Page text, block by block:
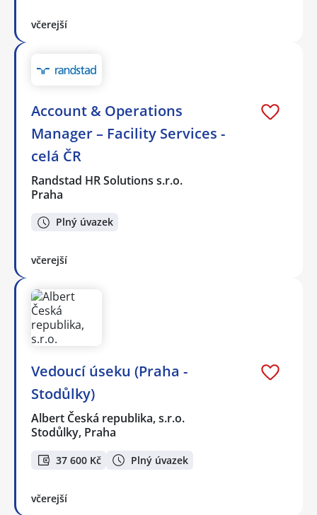
včerejší
Account & Operations
Manager – Facility Services -
celá ČR
Randstad HR Solutions s.r.o.
Praha
Plný úvazek
včerejší
Vedoucí úseku (Praha -
Stodůlky)
Albert Česká republika, s.r.o.
Stodůlky, Praha
37 600 Kč Plný úvazek
včerejší